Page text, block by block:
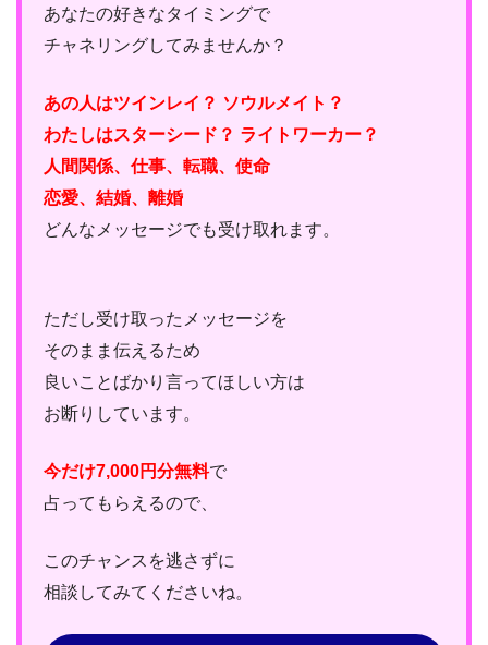
あなたの好きなタイミングで
チャネリングしてみませんか？
あの人はツインレイ？ ソウルメイト？
わたしはスターシード？ ライトワーカー？
人間関係、仕事、転職、使命
恋愛、結婚、離婚
どんなメッセージでも受け取れます。
ただし受け取ったメッセージを
そのまま伝えるため
良いことばかり言ってほしい方は
お断りしています。
今だけ7,000円分無料で
占ってもらえるので、
このチャンスを逃さずに
相談してみてくださいね。